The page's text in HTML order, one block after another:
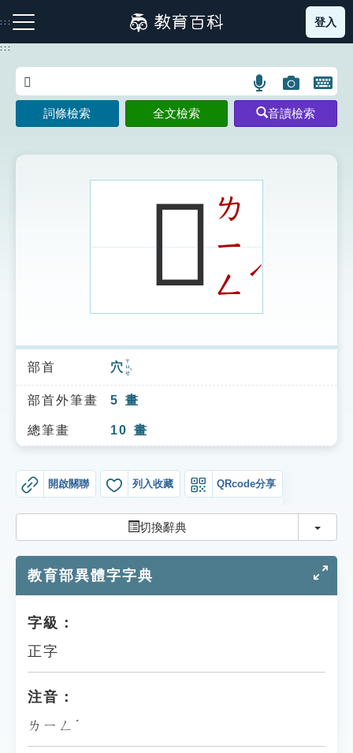
到
主
:::
注音索引圖示 筆畫索引圖示 部首索引表圖示
索引選單
知識索引
單字索引
遊戲專區
教學應用
貓頭鷹博士
登入
:::
語
言
搜
示
圖
片
搜
開
鍵
圖
詞條檢索 全文檢索 音讀檢索
𥥋ㄌ
ㄧ
ㄥ
ˊ
部首 穴 ㄒㄩㄝˋ
部首外筆畫 5 畫
總筆畫 10 畫
開啟關聯 列入收藏 QRcode分享
切換辭典 切換
教育部異體字字典
字級：
正字
注音：
ㄌㄧㄥˊ